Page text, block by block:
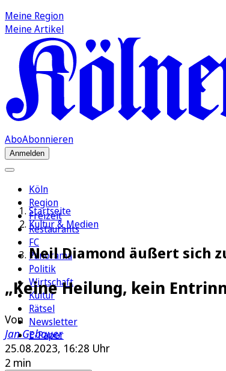
Meine Region
Meine Artikel
AboAbonnieren
Anmelden
Köln
Region
Freizeit
Restaurants
FC
Panorama
Politik
Wirtschaft
Kultur
Rätsel
Newsletter
E-Paper
Startseite
Kultur & Medien
Neil Diamond äußert sich
„Keine Heilung, kein
Von
Jan Gebauer
25.08.2023, 16:28 Uhr
2 min